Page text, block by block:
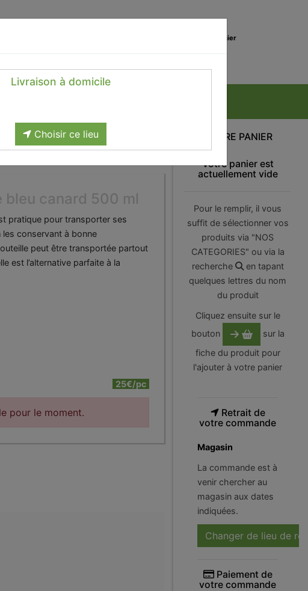
Mon panier
Livraison à domicile
Choisir ce lieu
bleu canard 500 ml
pratique pour transporter ses
conservant à bonne
peut être transportée partout
est l’alternative parfaite à la
25€/pc
pour le moment.
VOTRE PANIER
Votre panier est
actuellement vide
Pour le remplir, il vous
suffit de sélectionner vos
produits via "NOS
CATEGORIES" ou via la
recherche
en tapant
quelques lettres du nom
du produit
Cliquez ensuite sur le
bouton
sur la
fiche du produit pour
l'ajouter à votre panier
Retrait de
votre commande
Magasin
La commande est à
venir chercher au
magasin aux dates
indiquées.
Changer de lieu de
Paiement de
votre commande